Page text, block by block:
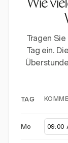
Wie
Tragen
Tag ein.
TAG
Mo